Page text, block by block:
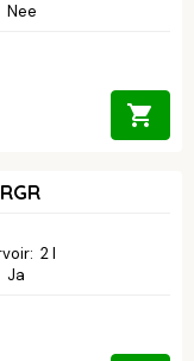
Nee
: 2 l
Ja